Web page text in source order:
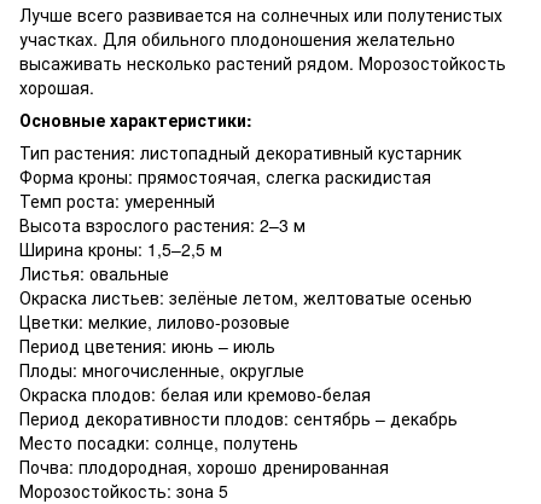
Лучше всего развивается на солнечных или полутенистых
участках. Для обильного плодоношения желательно
высаживать несколько растений рядом. Морозостойкость
хорошая.
Основные характеристики:
Тип растения: листопадный декоративный кустарник
Форма кроны: прямостоячая, слегка раскидистая
Темп роста: умеренный
Высота взрослого растения: 2–3 м
Ширина кроны: 1,5–2,5 м
Листья: овальные
Окраска листьев: зелёные летом, желтоватые осенью
Цветки: мелкие, лилово-розовые
Период цветения: июнь – июль
Плоды: многочисленные, округлые
Окраска плодов: белая или кремово-белая
Период декоративности плодов: сентябрь – декабрь
Место посадки: солнце, полутень
Почва: плодородная, хорошо дренированная
Морозостойкость: зона 5